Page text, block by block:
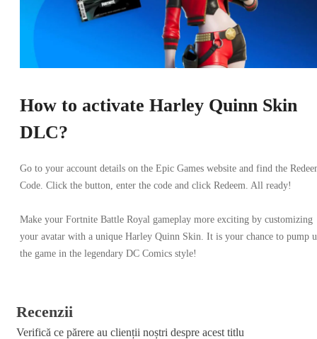
How to activate Harley Quinn Skin
DLC?
Go to your account details on the Epic Games website and find the
Code. Click the button, enter the code and click Redeem. All ready!
Make your Fortnite Battle Royal gameplay more exciting by customizing
your avatar with a unique Harley Quinn Skin. It is your chance to pump
the game in the legendary DC Comics style!
Recenzii
Verifică ce părere au clienții noștri despre acest titlu